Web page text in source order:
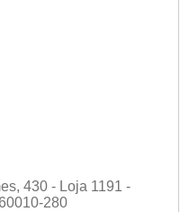
430 - Loja 1191 -
280